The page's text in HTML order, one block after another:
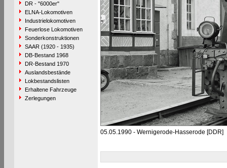
DR - "6000er"
ELNA-Lokomotiven
Industrielokomotiven
Feuerlose Lokomotiven
Sonderkonstruktionen
SAAR (1920 - 1935)
DB-Bestand 1968
DR-Bestand 1970
Auslandsbestände
Lokbestandslisten
Erhaltene Fahrzeuge
Zerlegungen
05.05.1990 - Wernigerode-Hasserode [DDR]